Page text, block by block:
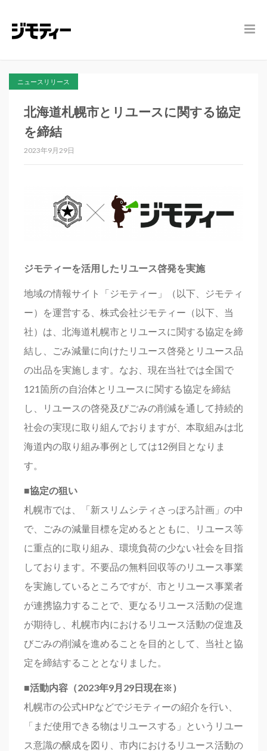
ニュースリリース
北海道札幌市とリユースに関する協定
を締結
2023年9月29日
ジモティーを活用したリユース啓発を実施
地域の情報サイト「ジモティー」（以下、ジモティ
ー）を運営する、株式会社ジモティー（以下、当
社）は、北海道札幌市とリユースに関する協定を締
結し、ごみ減量に向けたリユース啓発とリユース品
の出品を実施します。なお、現在当社では全国で
121箇所の自治体とリユースに関する協定を締結
し、リユースの啓発及びごみの削減を通して持続的
社会の実現に取り組んでおりますが、本取組みは北
海道内の取り組み事例としては12例目となりま
す。
■協定の狙い
札幌市では、「新スリムシティさっぽろ計画」の中
で、ごみの減量目標を定めるとともに、リユース等
に重点的に取り組み、環境負荷の少ない社会を目指
しております。不要品の無料回収等のリユース事業
を実施しているところですが、市とリユース事業者
が連携協力することで、更なるリユース活動の促進
が期待し、札幌市内におけるリユース活動の促進及
びごみの削減を進めることを目的として、当社と協
定を締結することとなりました。
■活動内容（2023年9月29日現在※）
札幌市の公式HPなどでジモティーの紹介を行い、
「まだ使用できる物はリユースする」というリユー
ス意識の醸成を図り、市内におけるリユース活動の